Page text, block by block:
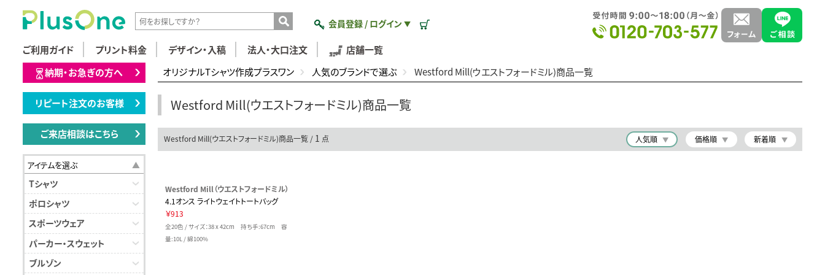
会員登録 / ログイン ▼
ご利用ガイド プリント料金 デザイン・入稿 法人・大口注文
店舗一覧
納期・お急ぎの方へ
リピート注文のお客様
ご来店相談はこちら
アイテムを選ぶ
Tシャツ
ポロシャツ
スポーツウェア
パーカー・スウェット
ブルゾン
オリジナルTシャツ作成プラスワン 人気のブランドで選ぶ Westford Mill(ウエストフォードミル)商品一覧
Westford Mill(ウエストフォードミル)商品一覧
Westford Mill(ウエストフォードミル)商品一覧 / 1 点 人気順 価格順 新着順
Westford Mill（ウエストフォードミル）
4.1オンス ライトウェイトトートバッグ
￥913
全20色 / サイズ：38 x 42cm 持ち手:67cm 容
量:10L / 綿100%